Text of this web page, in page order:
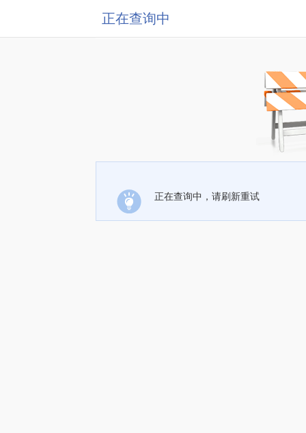
正在查询中
正在查询中，请刷新重试